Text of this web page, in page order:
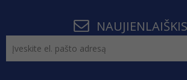
NAUJIENLAIŠKIS